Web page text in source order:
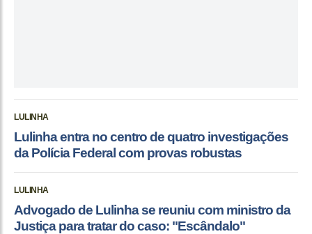
LULINHA
Lulinha entra no centro de quatro investigações
da Polícia Federal com provas robustas
LULINHA
Advogado de Lulinha se reuniu com ministro da
Justiça para tratar do caso: "Escândalo"